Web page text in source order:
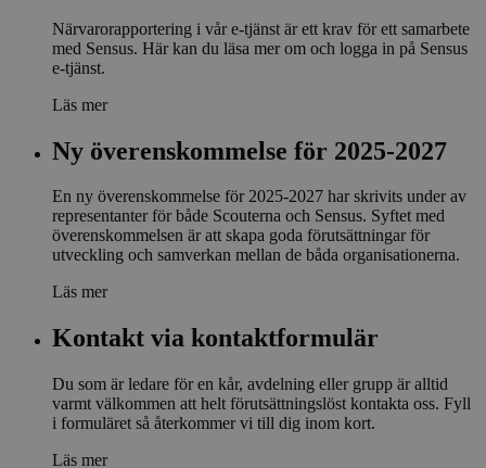
Närvarorapportering i vår e-tjänst är ett krav för ett samarbete
med Sensus. Här kan du läsa mer om och logga in på Sensus
e-tjänst.
Läs mer
Ny överenskommelse för 2025-2027
En ny överenskommelse för 2025-2027 har skrivits under av
representanter för både Scouterna och Sensus. Syftet med
överenskommelsen är att skapa goda förutsättningar för
utveckling och samverkan mellan de båda organisationerna.
Läs mer
Kontakt via kontaktformulär
Du som är ledare för en kår, avdelning eller grupp är alltid
varmt välkommen att helt förutsättningslöst kontakta oss. Fyll
i formuläret så återkommer vi till dig inom kort.
Läs mer